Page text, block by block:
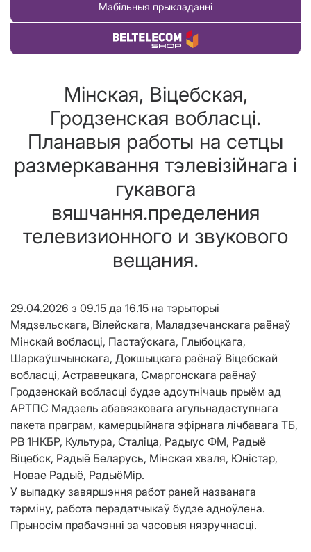
Мабільныя прыкладанні
Купіць тавар
Мінская, Віцебская,
Гродзенская вобласці.
Планавыя работы на сетцы
размеркавання тэлевізійнага і
гукавога
вяшчання.пределения
телевизионного и звукового
вещания.
29.04.2026 з 09.15 да 16.15 на тэрыторыі
Мядзельскага, Вілейскага, Маладзечанскага раёнаў
Мінскай вобласці, Пастаўскага, Глыбоцкага,
Шаркаўшчынскага, Докшыцкага раёнаў Віцебскай
вобласці, Астравецкага, Смаргонскага раёнаў
Гродзенскай вобласці будзе адсутнічаць прыём ад
АРТПС Мядзель абавязковага агульнадаступнага
пакета праграм, камерцыйнага эфірнага лічбавага ТБ,
РВ 1НКБР, Культура, Сталіца, Радыус ФМ, Радыё
Віцебск, Радыё Беларусь, Мінская хваля, Юністар,
Новае Радыё, РадыёМір.
У выпадку завяршэння работ раней названага
тэрміну, работа перадатчыкаў будзе адноўлена.
Прыносім прабачэнні за часовыя нязручнасці.